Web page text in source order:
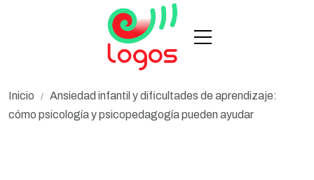
Inicio /
Ansiedad infantil y dificultades de aprendizaje:
cómo psicología y psicopedagogía pueden ayudar